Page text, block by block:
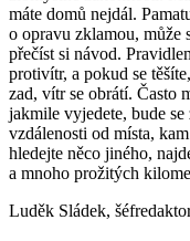
máte domů nejdál.
o opravu zklamou, může
přečíst si návod.
protivítr, a pokud se
zad, vítr se obrátí. Často
jakmile vyjedete, bude
vzdálenosti od místa,
hledejte něco jiného,
a mnoho prožitých
Luděk Sládek,